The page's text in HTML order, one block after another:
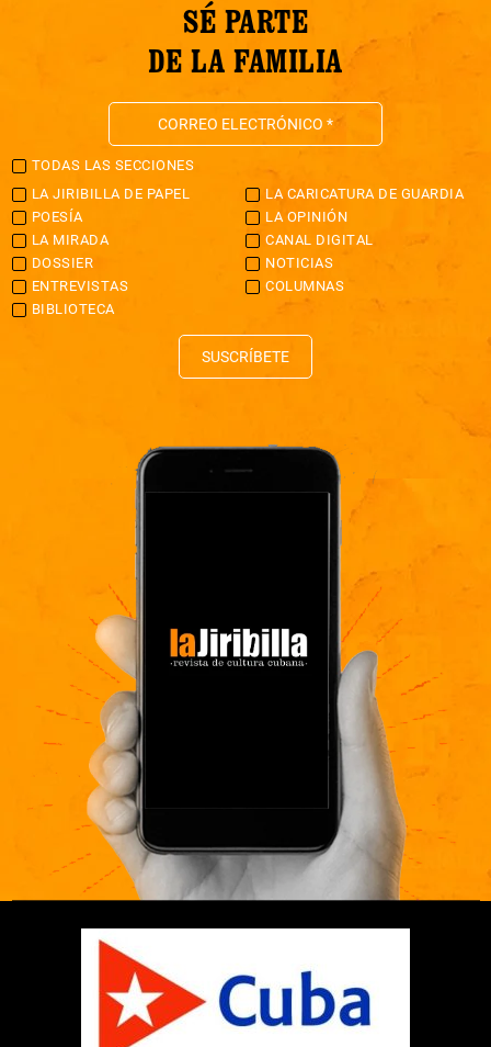
SÉ PARTE
DE LA FAMILIA
TODAS LAS SECCIONES
LA JIRIBILLA DE PAPEL
LA CARICATURA DE GUARDIA
POESÍA
LA OPINIÓN
LA MIRADA
CANAL DIGITAL
DOSSIER
NOTICIAS
ENTREVISTAS
COLUMNAS
BIBLIOTECA
SUSCRÍBETE